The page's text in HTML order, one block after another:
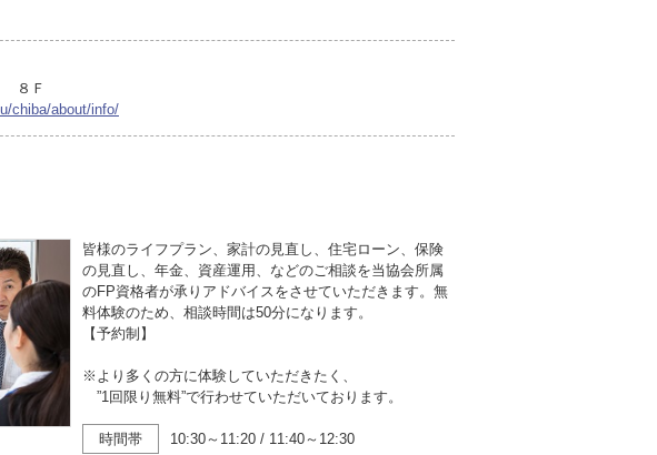
８Ｆ
chiba/about/info/
皆様のライフプラン、家計の見直し、住宅ローン、保険
の見直し、年金、資産運用、などのご相談を当協会所属
のFP資格者が承りアドバイスをさせていただきます。無
料体験のため、相談時間は50分になります。
【予約制】
※より多くの方に体験していただきたく、
”1回限り無料”で行わせていただいております。
時間帯 10:30～11:20 / 11:40～12:30